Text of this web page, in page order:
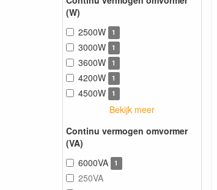
(W)
2500W
1
3000W 1
3600W 1
4200W 1
4500W 1
Bekijk meer
Continu vermogen omvormer
(VA)
6000VA
1
250VA